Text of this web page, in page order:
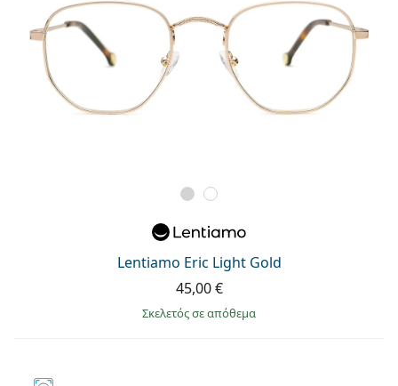
Lentiamo Eric Light Gold
45,00 €
σκελετός σε απόθεμα